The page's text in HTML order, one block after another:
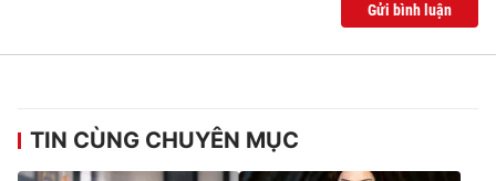
Gửi bình luận
TIN CÙNG CHUYÊN MỤC